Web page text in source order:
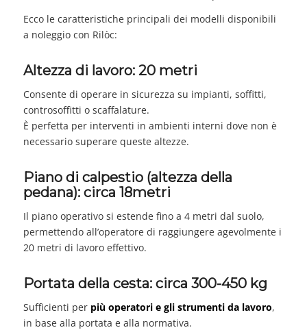
Ecco le caratteristiche principali dei modelli disponibili
a noleggio con Rilòc:
Altezza di lavoro: 20 metri
Consente di operare in sicurezza su impianti, soffitti,
controsoffitti o scaffalature.
È perfetta per interventi in ambienti interni dove non è
necessario superare queste altezze.
Piano di calpestio (altezza della
pedana): circa 18metri
Il piano operativo si estende fino a 4 metri dal suolo,
permettendo all’operatore di raggiungere agevolmente i
20 metri di lavoro effettivo.
Portata della cesta: circa 300-450 kg
Sufficienti per più operatori e gli strumenti da lavoro,
in base alla portata e alla normativa.